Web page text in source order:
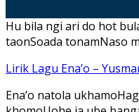
Hu bila ngi ari do hot
taonSoada tonamNaso
Lirik Lagu Ena’o –